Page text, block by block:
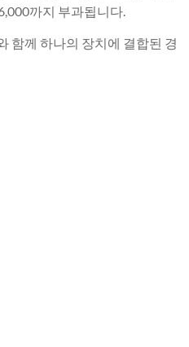
까지 부과됩니다.
함께 하나의 장치에 결합된 경